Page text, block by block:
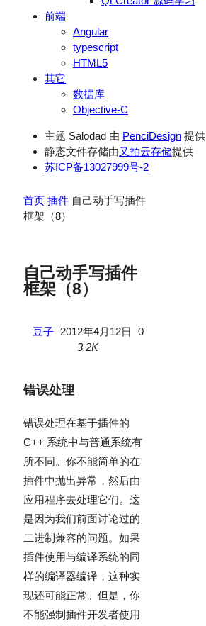
前端
Angular
typescript
HTML5
其它
数据库
Objective-C
主题 Salodad 由 PenciDesign 提供
静态文件存储由又拍云存储提供
苏ICP备13027999号-2
首页 插件 自己动手写插件
框架（8）
自己动手写插件
框架（8）
豆子 2012年4月12日
0
3.2K
错误处理
错误处理在基于插件的
C++ 系统中与普通系统有
所不同。你不能简单的在
插件中抛出异常，然后由
应用程序去处理它们。这
是因为我们前面讨论过的
二进制兼容的问题。如果
插件使用与编译系统的同
样的编译器编译，这种实
现还可能正常。但是，你
不能强制插件开发者使用